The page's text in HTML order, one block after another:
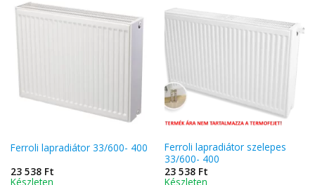
Ferroli lapradiátor 33/600- 400
23 538 Ft
Készleten
Ferroli lapradiátor szelepes
33/600- 400
23 538 Ft
Készleten